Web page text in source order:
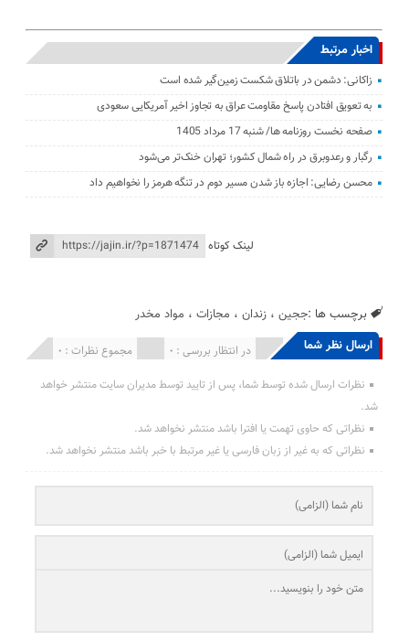
اخبار مرتبط
زاکانی: دشمن در باتلاق شکست زمین‌گیر شده است
به تعویق افتادن پاسخ مقاومت عراق به تجاوز اخیر آمریکایی سعودی
صفحه نخست روزنامه ها/ شنبه 17 مرداد 1405
رگبار و رعدوبرق در راه شمال کشور؛ تهران خنک‌تر می‌شود
محسن رضایی: اجازه باز شدن مسیر دوم در تنگه هرمز را نخواهیم داد
لینک کوتاه
برچسب ها :ججین ،زندان ، مجازات ، مواد مخدر
ارسال نظر شما مجموع نظرات : 0 در انتظار بررسی : 0 انتشار یافته : 0
نظرات ارسال شده توسط شما، پس از تایید توسط مدیران سایت منتشر خواهد
شد.
نظراتی که حاوی تهمت یا افترا باشد منتشر نخواهد شد.
نظراتی که به غیر از زبان فارسی یا غیر مرتبط با خبر باشد منتشر نخواهد شد.